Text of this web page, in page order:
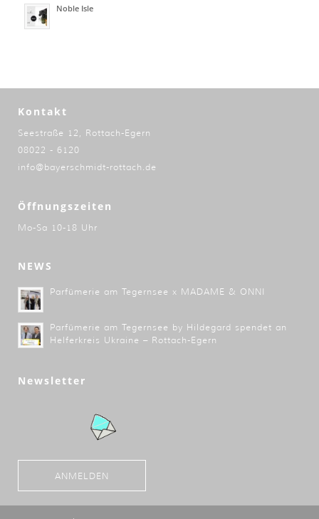
Noble Isle
Kontakt
Seestraße 12, Rottach-Egern
08022 - 6120
info@bayerschmidt-rottach.de
Öffnungszeiten
Mo-Sa 10-18 Uhr
NEWS
Parfümerie am Tegernsee x MADAME & ONNI
Parfümerie am Tegernsee by Hildegard spendet an
Helferkreis Ukraine – Rottach-Egern
Newsletter
ANMELDEN